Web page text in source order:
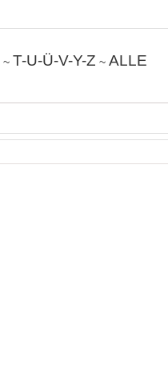
~ T-U-Ü-V-Y-Z ~ ALLE